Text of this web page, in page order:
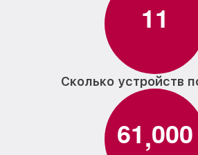
11
Сколько устройств
61,000